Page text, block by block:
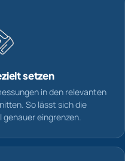
setzen
in den relevanten
So lässt sich die
eingrenzen.